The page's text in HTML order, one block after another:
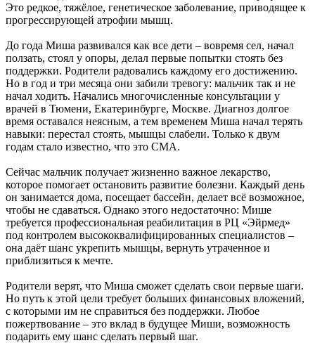
Это редкое, тяжёлое, генетическое заболевание, приводящее к
прогрессирующей атрофии мышц.
До года Миша развивался как все дети – вовремя сел, начал
ползать, стоял у опоры, делал первые попытки стоять без
поддержки. Родители радовались каждому его достижению.
Но в год и три месяца они забили тревогу: мальчик так и не
начал ходить. Начались многочисленные консультации у
врачей в Тюмени, Екатеринбурге, Москве. Диагноз долгое
время оставался неясным, а тем временем Миша начал терять
навыки: перестал стоять, мышцы слабели. Только к двум
годам стало известно, что это СМА.
Сейчас мальчик получает жизненно важное лекарство,
которое помогает остановить развитие болезни. Каждый день
он занимается дома, посещает бассейн, делает всё возможное,
чтобы не сдаваться. Однако этого недостаточно: Мише
требуется профессиональная реабилитация в РЦ «Эйрмед»
под контролем высококвалифицированных специалистов –
она даёт шанс укрепить мышцы, вернуть утраченное и
приблизиться к мечте.
Родители верят, что Миша сможет сделать свои первые шаги.
Но путь к этой цели требует больших финансовых вложений,
с которыми им не справиться без поддержки. Любое
пожертвование – это вклад в будущее Миши, возможность
подарить ему шанс сделать первый шаг.